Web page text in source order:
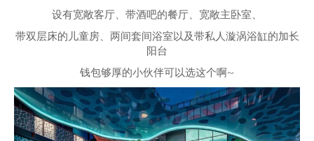
设有宽敞客厅、带酒吧的餐厅、宽敞主卧室、
带双层床的儿童房、两间套间浴室以及带私人漩涡浴缸的加长
阳台
钱包够厚的小伙伴可以选这个啊~